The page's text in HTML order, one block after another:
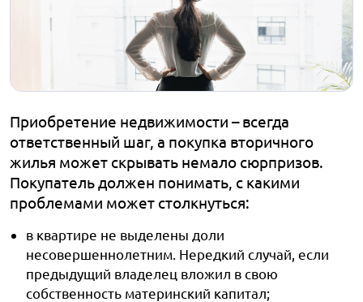
Приобретение недвижимости – всегда
ответственный шаг, а покупка вторичного
жилья может скрывать немало сюрпризов.
Покупатель должен понимать, с какими
проблемами может столкнуться:
в квартире не выделены доли
несовершеннолетним. Нередкий случай, если
предыдущий владелец вложил в свою
собственность материнский капитал;